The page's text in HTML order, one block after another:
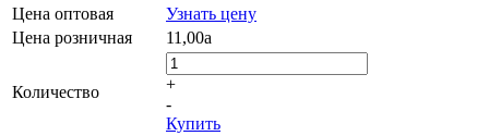
Цена оптовая
Узнать цену
Цена розничная
11,00a
Количество
+
-
Купить